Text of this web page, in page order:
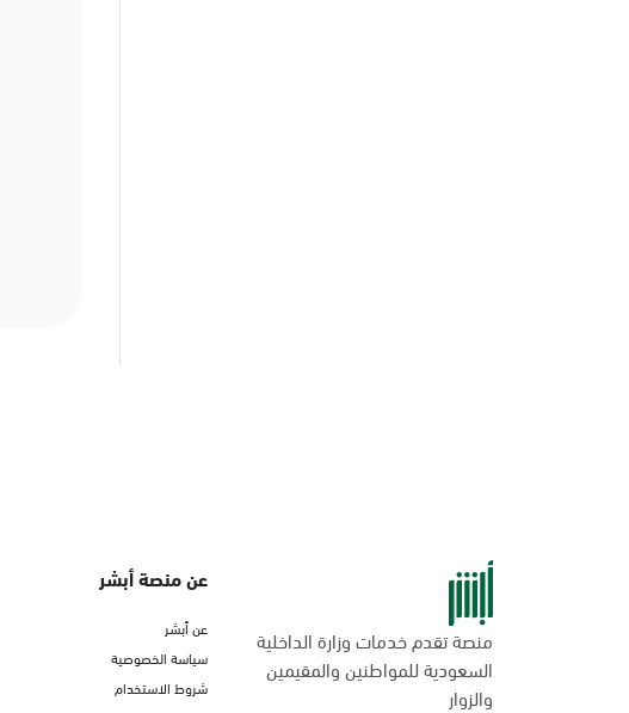
منصة تقدم خدمات وزارة الداخلية
السعودية للمواطنين والمقيمين
والزوار
عن منصة أبشر
عن أبشر
سياسة الخصوصية
شروط الاستخدام